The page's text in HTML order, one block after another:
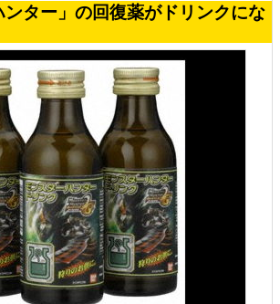
ンター」の回復薬がドリンクにな